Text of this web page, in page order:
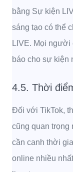
bằng Sự kiện
sáng tạo có thể
LIVE. Mọi người
báo cho sự kiện
4.5. Thời
Đối với TikTok,
cũng quan trọng
cần canh thời
online nhiều